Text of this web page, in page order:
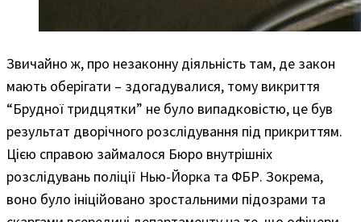
Звичайно ж, про незаконну діяльність там, де закон
мають оберігати – здогадувалися, тому викриття
“Брудної тридцятки” не було випадковістю, це був
результат дворічного розслідування під прикриттям.
Цією справою займалося Бюро внутрішніх
розслідувань поліції Нью-Йорка та ФБР. Зокрема,
воно було ініційовано зростальними підозрами та